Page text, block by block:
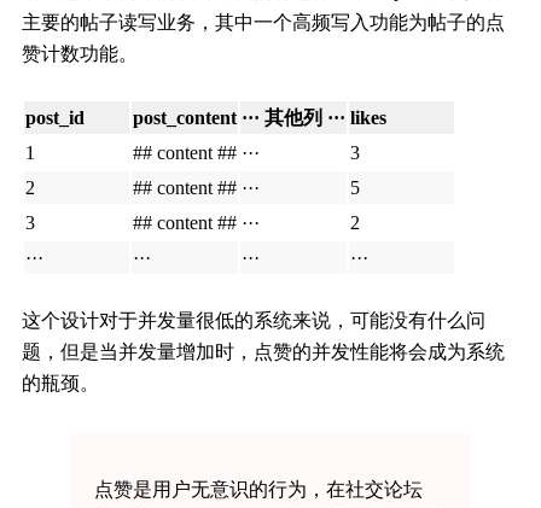
主要的帖子读写业务，其中一个高频写入功能为帖子的点
赞计数功能。
post_id post_content ··· 其他列 ··· likes
1
## content ## ···
3
2
## content ## ···
5
3
## content ## ···
2
···
··· ··· ···
这个设计对于并发量很低的系统来说，可能没有什么问
题，但是当并发量增加时，点赞的并发性能将会成为系统
的瓶颈。
点赞是用户无意识的行为，在社交论坛